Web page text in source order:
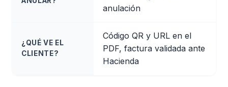
anulación
¿QUÉ VE EL
CLIENTE?
Código QR y URL en el
PDF, factura validada ante
Hacienda